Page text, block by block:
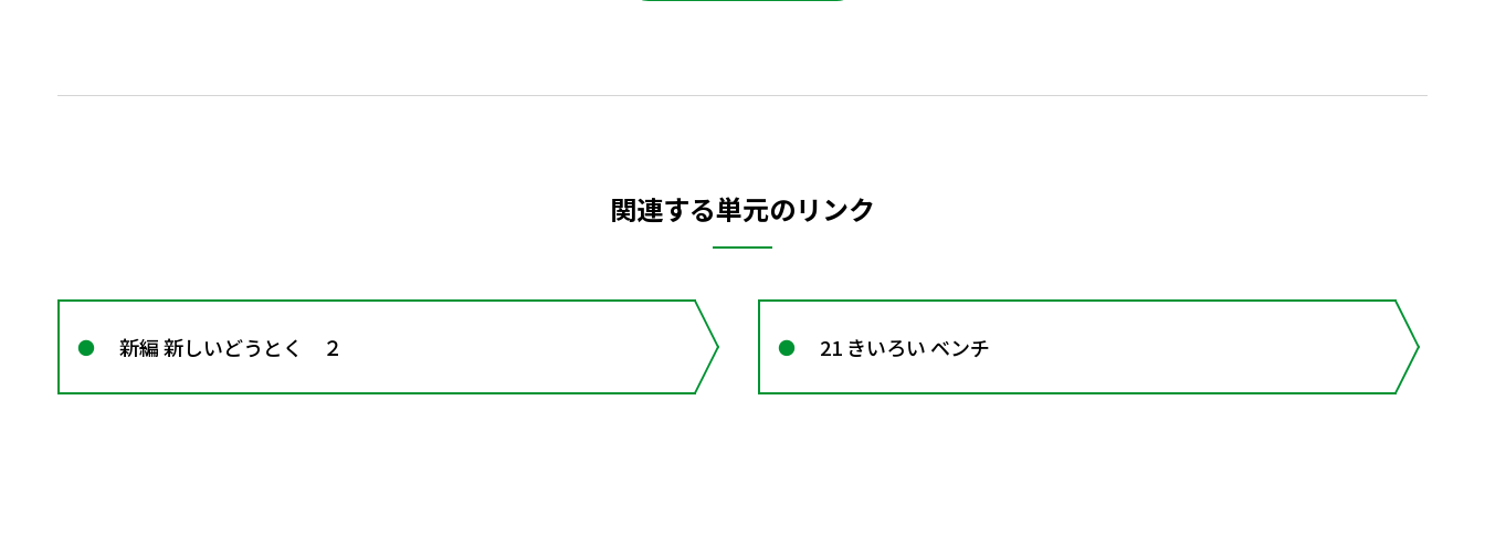
関連する単元のリンク
新編 新しいどうとく ２ 21 きいろい ベンチ